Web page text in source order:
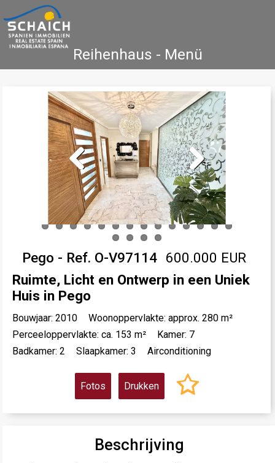
Reihenhaus - Menü
Home Costa Blanca Koop Huur
Nieuwbouw Informatie Referenties
Contact
Previous Next
Pego - Ref. O-V97114 600.000 EUR
Ruimte, Licht en Ontwerp in een Uniek
Huis in Pego
Bouwjaar: 2010
Woonoppervlakte: approx. 280 m²
Perceeloppervlakte: ca. 153 m²
Kamer: 7
Badkamer: 2
Slaapkamer: 3 Airconditioning
Fotos Drukken
Beschrijving